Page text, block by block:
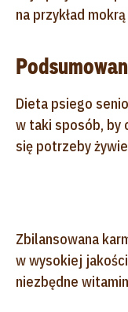
na przykład
Dieta psiego
w taki sposób, by
się potrzeby
Zbilansowana
w wysokiej
niezbędne